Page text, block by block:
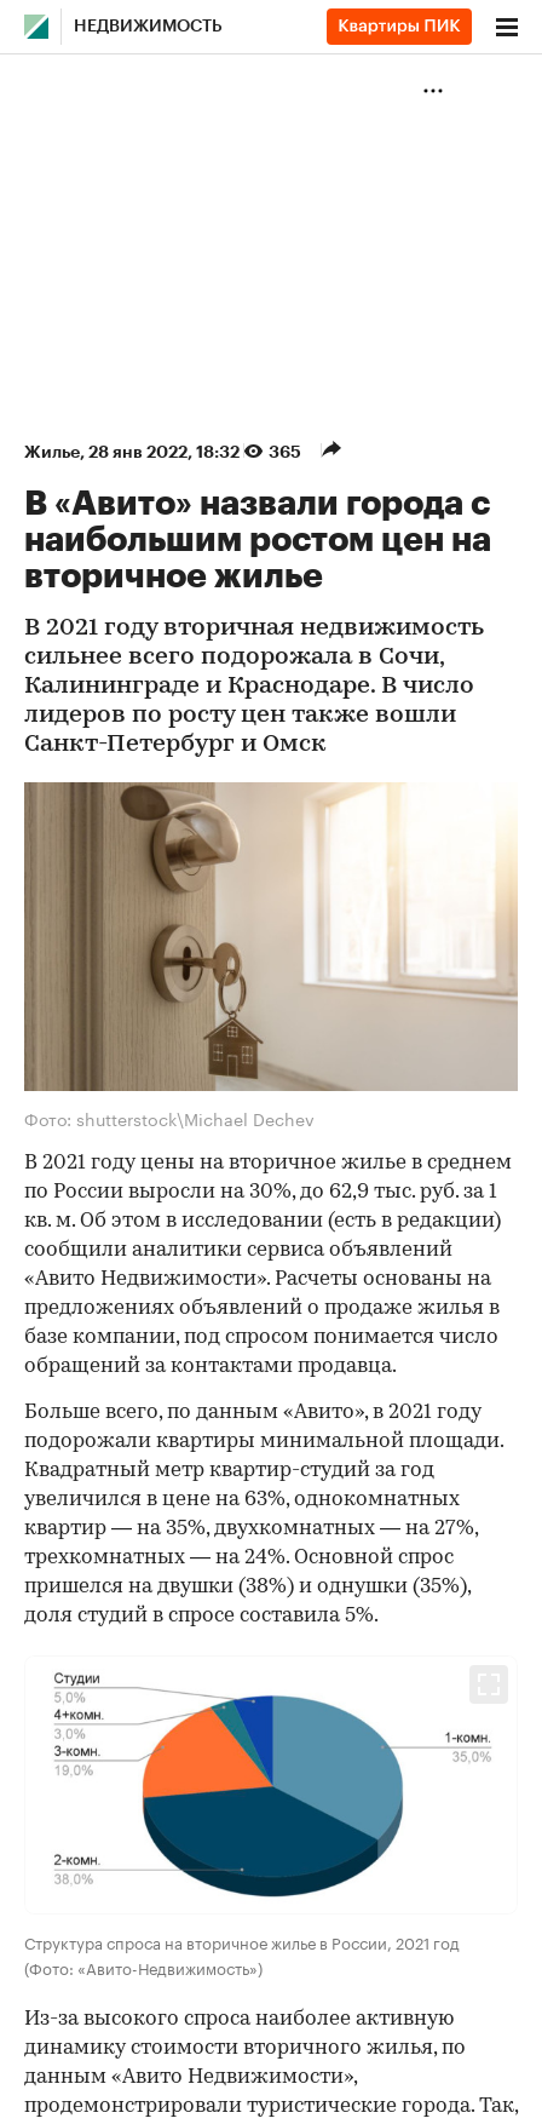
НЕДВИЖИМОСТЬ
Жилье⁠, 28 янв 2022, 18:32 365
В «Авито» назвали города с
наибольшим ростом цен на
вторичное жилье
В 2021 году вторичная недвижимость
сильнее всего подорожала в Сочи,
Калининграде и Краснодаре. В число
лидеров по росту цен также вошли
Санкт-Петербург и Омск
Фото: shutterstock\Michael Dechev
В 2021 году цены на вторичное жилье в среднем
по России выросли на 30%, до 62,9 тыс. руб. за 1
кв. м. Об этом в исследовании (есть в редакции)
сообщили аналитики сервиса объявлений
«Авито Недвижимости». Расчеты основаны на
предложениях объявлений о продаже жилья в
базе компании, под спросом понимается число
обращений за контактами продавца.
Больше всего, по данным «Авито», в 2021 году
подорожали квартиры минимальной площади.
Квадратный метр квартир-студий за год
увеличился в цене на 63%, однокомнатных
квартир — на 35%, двухкомнатных — на 27%,
трехкомнатных — на 24%. Основной спрос
пришелся на двушки (38%) и однушки (35%),
доля студий в спросе составила 5%.
Структура спроса на вторичное жилье в России, 2021 год
(Фото: «Авито-Недвижимость»)
Из-за высокого спроса наиболее активную
динамику стоимости вторичного жилья, по
данным «Авито Недвижимости»,
продемонстрировали туристические города. Так,